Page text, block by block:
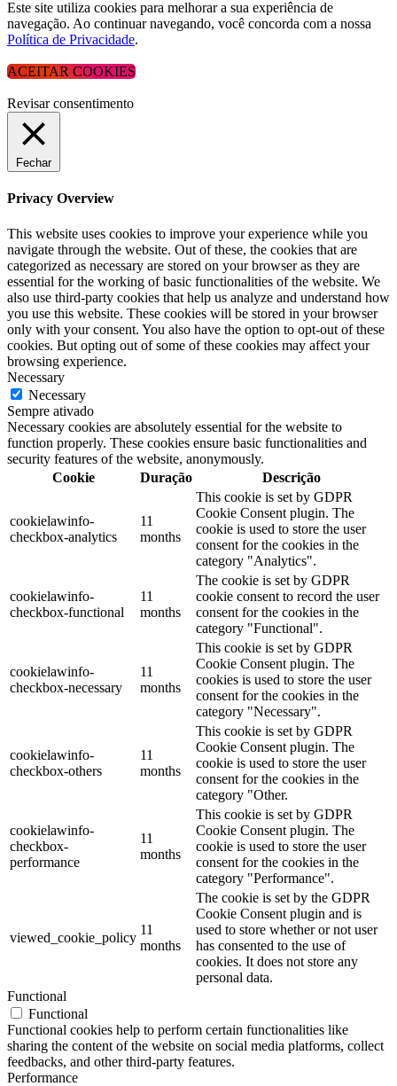
Este site utiliza cookies para melhorar a sua experiência de
navegação. Ao continuar navegando, você concorda com a nossa
Política de Privacidade.
ACEITAR COOKIES
Revisar consentimento
Fechar
Privacy Overview
This website uses cookies to improve your experience while you
navigate through the website. Out of these, the cookies that are
categorized as necessary are stored on your browser as they are
essential for the working of basic functionalities of the website. We
also use third-party cookies that help us analyze and understand how
you use this website. These cookies will be stored in your browser
only with your consent. You also have the option to opt-out of these
cookies. But opting out of some of these cookies may affect your
browsing experience.
Necessary
Necessary
Sempre ativado
Necessary cookies are absolutely essential for the website to
function properly. These cookies ensure basic functionalities and
security features of the website, anonymously.
Cookie
Duração Descrição
cookielawinfo-
checkbox-analytics
11
months
This cookie is set by GDPR
Cookie Consent plugin. The
cookie is used to store the user
consent for the cookies in the
category "Analytics".
cookielawinfo-
checkbox-functional
11
months
The cookie is set by GDPR
cookie consent to record the user
consent for the cookies in the
category "Functional".
cookielawinfo-
checkbox-necessary
11
months
This cookie is set by GDPR
Cookie Consent plugin. The
cookies is used to store the user
consent for the cookies in the
category "Necessary".
cookielawinfo-
checkbox-others
11
months
This cookie is set by GDPR
Cookie Consent plugin. The
cookie is used to store the user
consent for the cookies in the
category "Other.
cookielawinfo-
checkbox-
performance
11
months
This cookie is set by GDPR
Cookie Consent plugin. The
cookie is used to store the user
consent for the cookies in the
category "Performance".
viewed_cookie_policy
11
months
The cookie is set by the GDPR
Cookie Consent plugin and is
used to store whether or not user
has consented to the use of
cookies. It does not store any
personal data.
Functional
Functional
Functional cookies help to perform certain functionalities like
sharing the content of the website on social media platforms, collect
feedbacks, and other third-party features.
Performance